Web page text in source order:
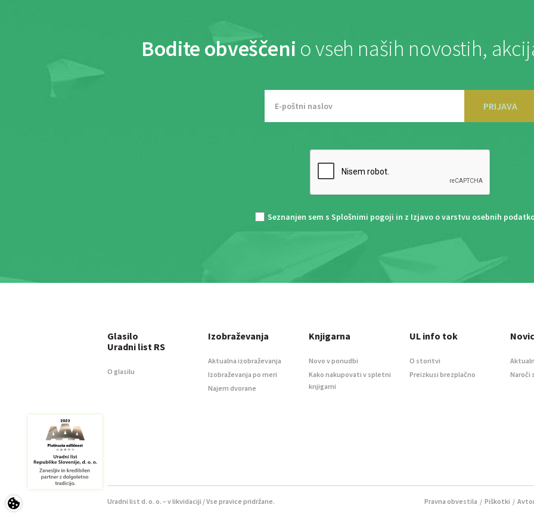
Bodite obveščeni o vseh naših novostih,
PRIJAVA
Seznanjen sem s Splošnimi pogoji in z Izjavo o varstvu osebnih
Glasilo
Uradni list RS
O glasilu
Izobraževanja
Aktualna izobraževanja
Izobraževanja po meri
Najem dvorane
Knjigarna
Novo v ponudbi
Kako nakupovati v spletni
knjigarni
UL info tok
O storitvi
Preizkusi brezplačno
Naroči
Uradni list d. o. o. – v likvidaciji / Vse pravice pridržane. Pravna obvestila / Piškotki /